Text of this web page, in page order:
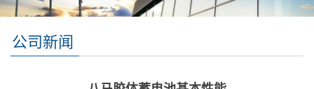
公司新闻